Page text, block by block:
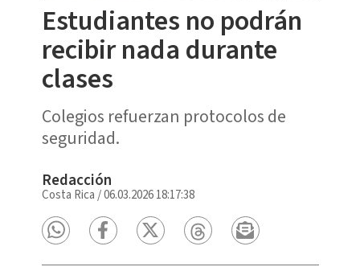
Estudiantes no podrán
recibir nada durante
clases
Colegios refuerzan protocolos de
seguridad.
Redacción
Costa Rica /06.03.2026 18:17:38